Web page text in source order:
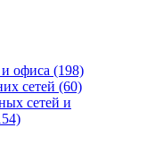
офиса (198)
сетей (60)
сетей и